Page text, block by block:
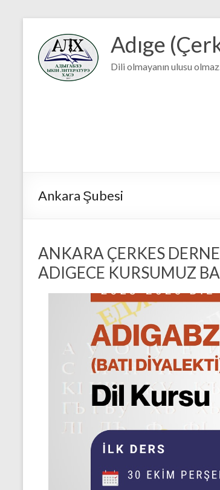
Adıge
Dili olmayanın ulusu
Ankara Şubesi
ANKARA ÇERKES
ADIGECE KURSUMUZ